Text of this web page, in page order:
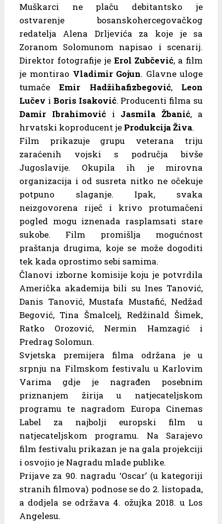
Muškarci ne plaču debitantsko je
ostvarenje bosanskohercegovačkog
redatelja Alena Drljevića za koje je sa
Zoranom Solomunom napisao i scenarij.
Direktor fotografije je Erol Zubčević, a film
je montirao Vladimir Gojun. Glavne uloge
tumačeEmir Hadžihafizbegović, Leon
Lučev i Boris Isaković. Producenti filma su
Damir Ibrahimovići Jasmila Žbanić, a
hrvatski koproducent je Produkcija Živa.
Film prikazuje grupu veterana triju
zaraćenih vojski s područja bivše
Jugoslavije. Okupila ih je mirovna
organizacija i od susreta nitko ne očekuje
potpuno slaganje. Ipak, svaka
neizgovorena riječ i krivo protumačeni
pogled mogu iznenada rasplamsati stare
sukobe. Film promišlja mogućnost
praštanja drugima, koje se može dogoditi
tek kada oprostimo sebi samima.
Članovi izborne komisije koju je potvrdila
Američka akademija bili su Ines Tanović,
Danis Tanović, Mustafa Mustafić, Nedžad
Begović, Tina Šmalcelj, Redžinald Šimek,
Ratko Orozović, Nermin Hamzagić i
Predrag Solomun.
Svjetska premijera filma održana je u
srpnju na Filmskom festivalu u Karlovim
Varima gdje je nagrađen posebnim
priznanjem žirija u natjecateljskom
programu te nagradom Europa Cinemas
Label za najbolji europski film u
natjecateljskom programu. Na Sarajevo
film festivalu prikazan je na gala projekciji
i osvojio je Nagradu mlade publike.
Prijave za 90. nagradu ‘Oscar’ (u kategoriji
stranih filmova) podnose se do 2. listopada,
a dodjela se održava 4. ožujka 2018. u Los
Angelesu.